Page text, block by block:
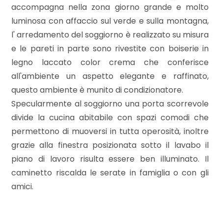
accompagna nella zona giorno grande e molto
luminosa con affaccio sul verde e sulla montagna,
l' arredamento del soggiorno è realizzato su misura
e le pareti in parte sono rivestite con boiserie in
legno laccato color crema che conferisce
all'ambiente un aspetto elegante e raffinato,
questo ambiente è munito di condizionatore.
Specularmente al soggiorno una porta scorrevole
divide la cucina abitabile con spazi comodi che
permettono di muoversi in tutta operosità, inoltre
grazie alla finestra posizionata sotto il lavabo il
piano di lavoro risulta essere ben illuminato. Il
caminetto riscalda le serate in famiglia o con gli
amici.
3
4
5
5+
Bagni
minimi
Qualsiasi